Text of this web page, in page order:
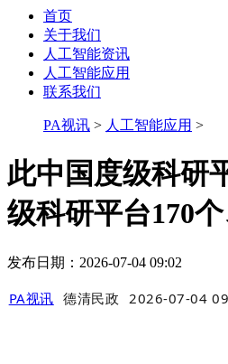
首页
关于我们
人工智能资讯
人工智能应用
联系我们
PA视讯 > 人工智能应用 >
此中国度级科研
级科研平台170个
发布日期：2026-07-04 09:02
PA视讯 德清民政 2026-07-04